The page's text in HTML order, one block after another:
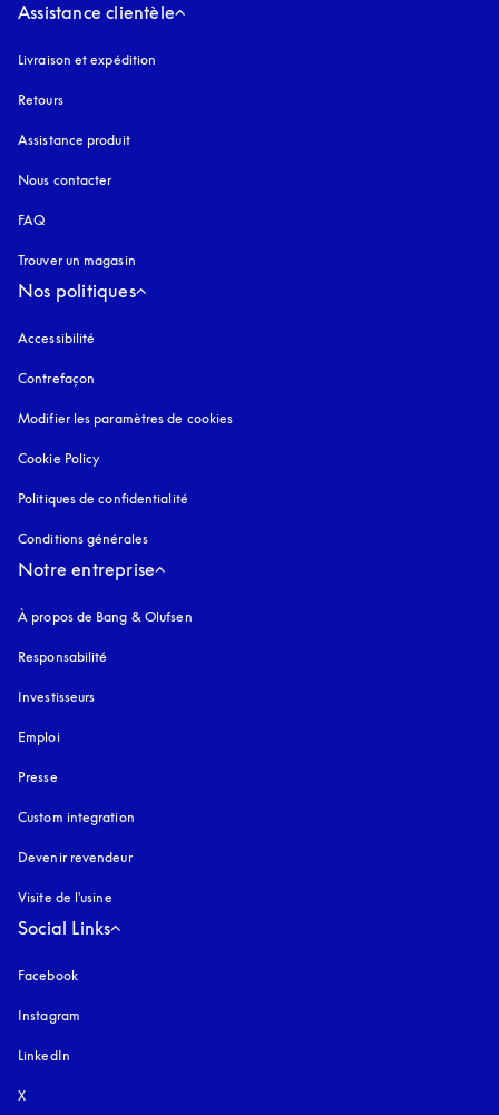
Assistance clientèle
Livraison et expédition
Retours
Assistance produit
Nous contacter
FAQ
Trouver un magasin
Nos politiques
Accessibilité
Contrefaçon
Modifier les paramètres de cookies
Cookie Policy
Politiques de confidentialité
Conditions générales
Notre entreprise
À propos de Bang & Olufsen
Responsabilité
Investisseurs
Emploi
Presse
Custom integration
Devenir revendeur
Visite de l'usine
Social Links
Facebook
Instagram
LinkedIn
X